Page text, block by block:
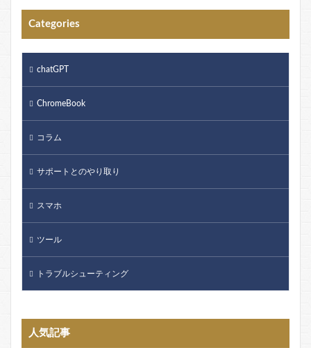
Categories
chatGPT
ChromeBook
コラム
サポートとのやり取り
スマホ
ツール
トラブルシューティング
人気記事